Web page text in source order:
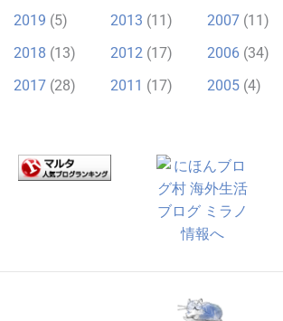
2019 (5)
2018 (13)
2017 (28)
2013 (11)
2012 (17)
2011 (17)
2007 (11)
2006 (34)
2005 (4)